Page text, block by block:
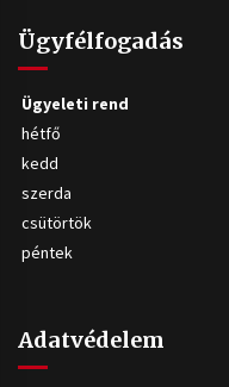
Ügyfélfogadás
Ügyeleti rend
hétfő
kedd
szerda
csütörtök
péntek
Adatvédelem